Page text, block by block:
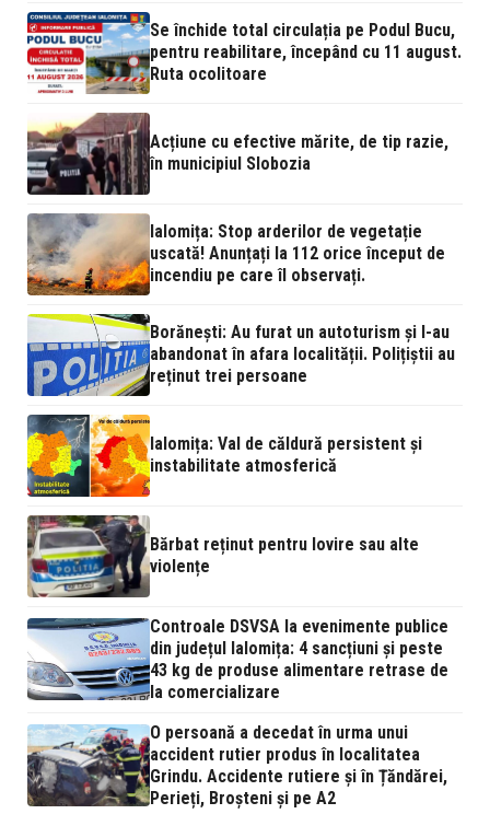
Se închide total circulația pe Podul Bucu,
pentru reabilitare, începând cu 11 august.
Ruta ocolitoare
Acțiune cu efective mărite, de tip razie,
în municipiul Slobozia
Ialomița: Stop arderilor de vegetație
uscată! Anunțați la 112 orice început de
incendiu pe care îl observați.
Borănești: Au furat un autoturism și l-au
abandonat în afara localității. Polițiștii au
reținut trei persoane
Ialomița: Val de căldură persistent și
instabilitate atmosferică
Bărbat reținut pentru lovire sau alte
violențe
Controale DSVSA la evenimente publice
din județul Ialomița: 4 sancțiuni și peste
43 kg de produse alimentare retrase de
la comercializare
O persoană a decedat în urma unui
accident rutier produs în localitatea
Grindu. Accidente rutiere și în Țăndărei,
Perieți, Broșteni și pe A2